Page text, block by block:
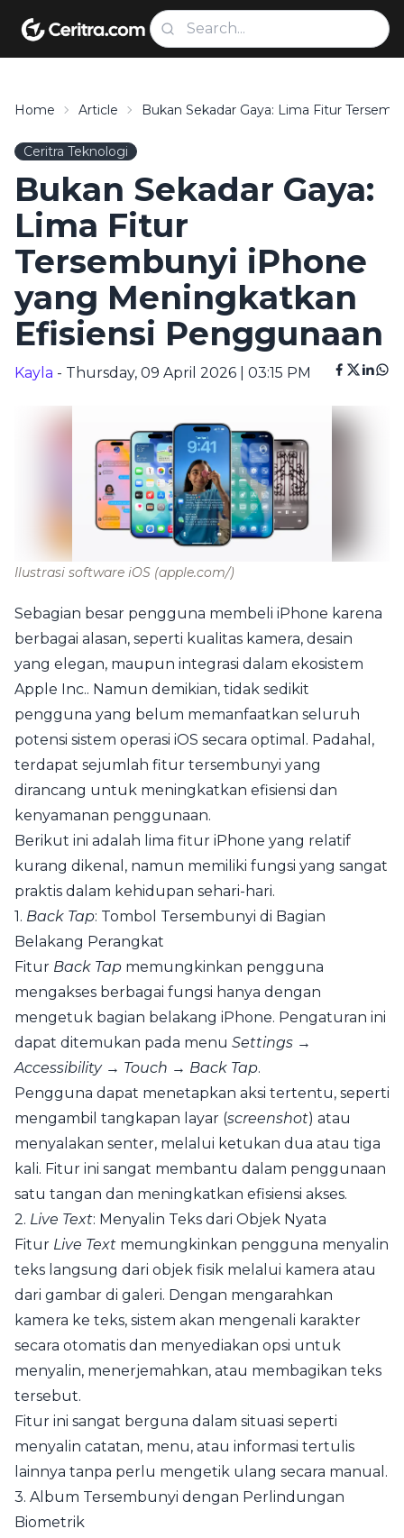
Home Article Bukan Sekadar Gaya: Lima Fitur
Ceritra Teknologi
Bukan Sekadar Gaya:
Lima Fitur
Tersembunyi iPhone
yang Meningkatkan
Efisiensi Penggunaan
Kayla - Thursday, 09 April 2026 | 03:15 PM
Ilustrasi software iOS (apple.com/)
Sebagian besar pengguna membeli iPhone karena
berbagai alasan, seperti kualitas kamera, desain
yang elegan, maupun integrasi dalam ekosistem
Apple Inc.. Namun demikian, tidak sedikit
pengguna yang belum memanfaatkan seluruh
potensi sistem operasi iOS secara optimal. Padahal,
terdapat sejumlah fitur tersembunyi yang
dirancang untuk meningkatkan efisiensi dan
kenyamanan penggunaan.
Berikut ini adalah lima fitur iPhone yang relatif
kurang dikenal, namun memiliki fungsi yang sangat
praktis dalam kehidupan sehari-hari.
1. Back Tap: Tombol Tersembunyi di Bagian
Belakang Perangkat
Fitur Back Tap memungkinkan pengguna
mengakses berbagai fungsi hanya dengan
mengetuk bagian belakang iPhone. Pengaturan ini
dapat ditemukan pada menu Settings →
Accessibility→ Touch → Back Tap.
Pengguna dapat menetapkan aksi tertentu, seperti
mengambil tangkapan layar (screenshot) atau
menyalakan senter, melalui ketukan dua atau tiga
kali. Fitur ini sangat membantu dalam penggunaan
satu tangan dan meningkatkan efisiensi akses.
2. Live Text: Menyalin Teks dari Objek Nyata
Fitur Live Text memungkinkan pengguna menyalin
teks langsung dari objek fisik melalui kamera atau
dari gambar di galeri. Dengan mengarahkan
kamera ke teks, sistem akan mengenali karakter
secara otomatis dan menyediakan opsi untuk
menyalin, menerjemahkan, atau membagikan teks
tersebut.
Fitur ini sangat berguna dalam situasi seperti
menyalin catatan, menu, atau informasi tertulis
lainnya tanpa perlu mengetik ulang secara manual.
3. Album Tersembunyi dengan Perlindungan
Biometrik